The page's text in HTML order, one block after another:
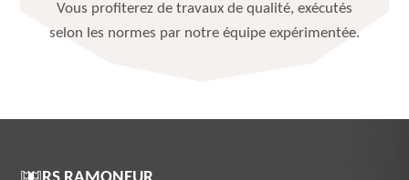
Vous profiterez de travaux de qualité, exécutés
selon les normes par notre équipe expérimentée.